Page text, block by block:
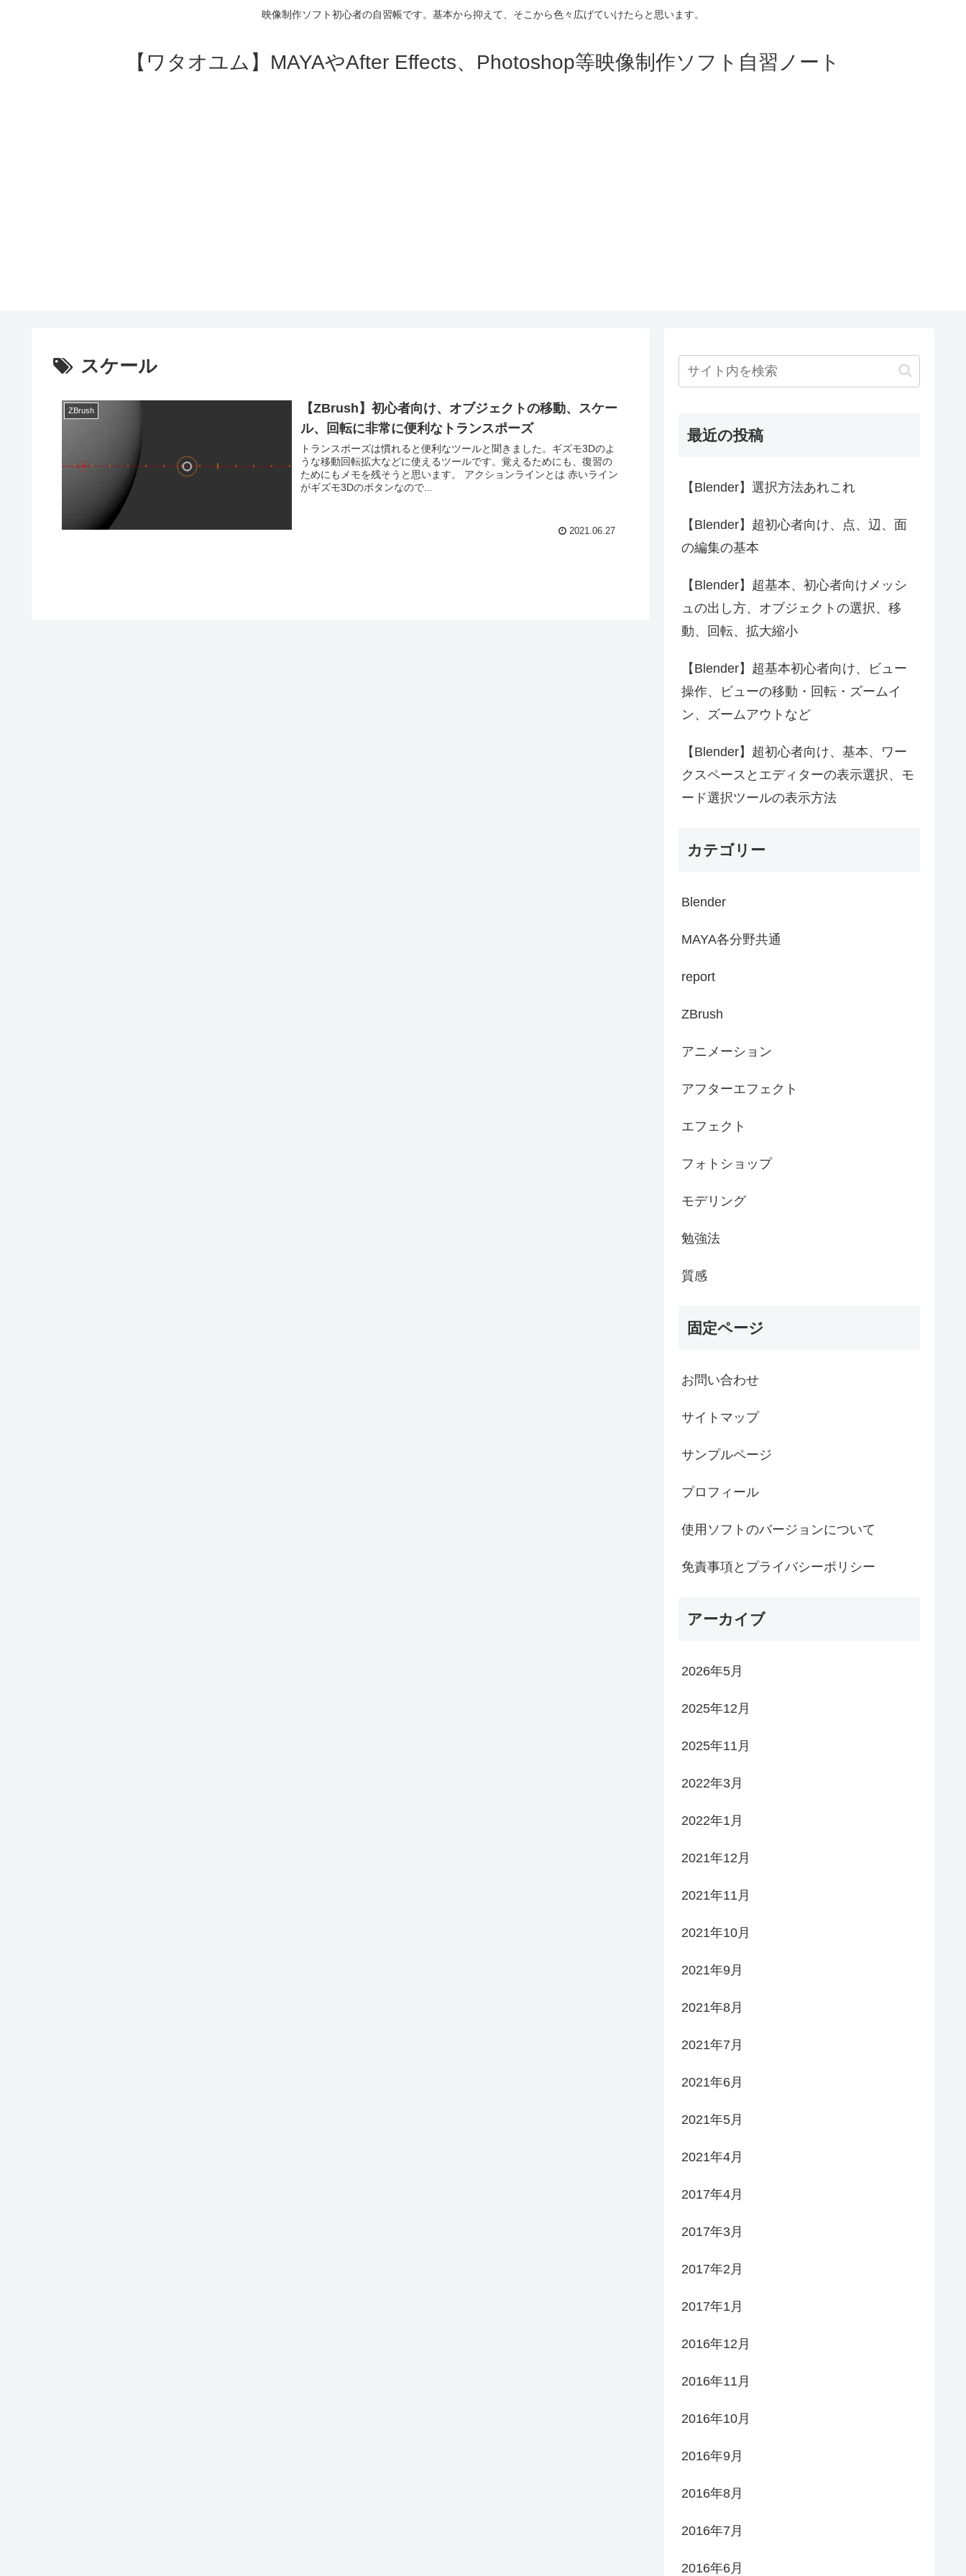
映像制作ソフト初心者の自習帳です。基本から抑えて、そこから色々広げていけたらと思います。
【ワタオユム】MAYAやAfter Effects、Photoshop等映像制作ソフト自習ノート
スケール
ZBrush
【ZBrush】初心者向け、オブジェクトの移動、スケー
ル、回転に非常に便利なトランスポーズ
トランスポーズは慣れると便利なツールと聞きました。ギズモ3Dのよ
うな移動回転拡大などに使えるツールです。覚えるためにも、復習の
ためにもメモを残そうと思います。 アクションラインとは 赤いライン
がギズモ3Dのボタンなので...
2021.06.27
最近の投稿
【Blender】選択方法あれこれ
【Blender】超初心者向け、点、辺、面
の編集の基本
【Blender】超基本、初心者向けメッシ
ュの出し方、オブジェクトの選択、移
動、回転、拡大縮小
【Blender】超基本初心者向け、ビュー
操作、ビューの移動・回転・ズームイ
ン、ズームアウトなど
【Blender】超初心者向け、基本、ワー
クスペースとエディターの表示選択、モ
ード選択ツールの表示方法
カテゴリー
Blender
MAYA各分野共通
report
ZBrush
アニメーション
アフターエフェクト
エフェクト
フォトショップ
モデリング
勉強法
質感
固定ページ
お問い合わせ
サイトマップ
サンプルページ
プロフィール
使用ソフトのバージョンについて
免責事項とプライバシーポリシー
アーカイブ
2026年5月
2025年12月
2025年11月
2022年3月
2022年1月
2021年12月
2021年11月
2021年10月
2021年9月
2021年8月
2021年7月
2021年6月
2021年5月
2021年4月
2017年4月
2017年3月
2017年2月
2017年1月
2016年12月
2016年11月
2016年10月
2016年9月
2016年8月
2016年7月
2016年6月